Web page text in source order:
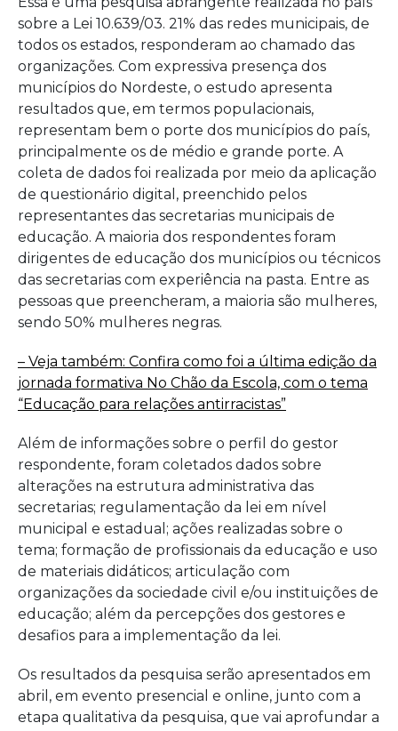
sobre a Lei 10.639/03. 21% das redes municipais, de
todos os estados, responderam ao chamado das
organizações. Com expressiva presença dos
municípios do Nordeste, o estudo apresenta
resultados que, em termos populacionais,
representam bem o porte dos municípios do país,
principalmente os de médio e grande porte. A
coleta de dados foi realizada por meio da aplicação
de questionário digital, preenchido pelos
representantes das secretarias municipais de
educação. A maioria dos respondentes foram
dirigentes de educação dos municípios ou técnicos
das secretarias com experiência na pasta. Entre as
pessoas que preencheram, a maioria são mulheres,
sendo 50% mulheres negras.
– Veja também: Confira como foi a última edição da
jornada formativa No Chão da Escola, com o tema
“Educação para relações antirracistas”
Além de informações sobre o perfil do gestor
respondente, foram coletados dados sobre
alterações na estrutura administrativa das
secretarias; regulamentação da lei em nível
municipal e estadual; ações realizadas sobre o
tema; formação de profissionais da educação e uso
de materiais didáticos; articulação com
organizações da sociedade civil e/ou instituições de
educação; além da percepções dos gestores e
desafios para a implementação da lei.
Os resultados da pesquisa serão apresentados em
abril, em evento presencial e online, junto com a
etapa qualitativa da pesquisa, que vai aprofundar a